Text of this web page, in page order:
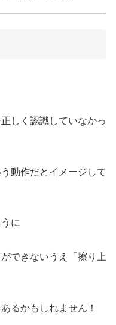
しく認識していなかっ
動作だとイメージして
に
できないうえ「擦り上
るかもしれません！